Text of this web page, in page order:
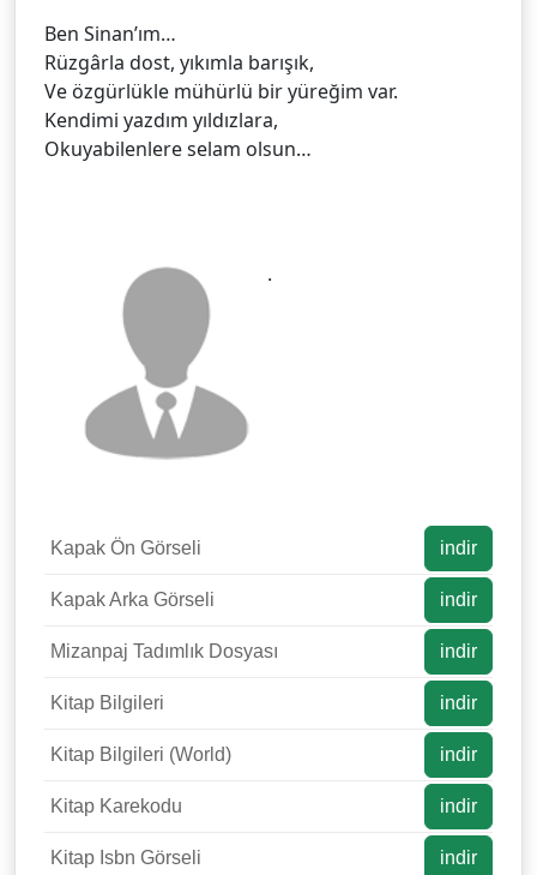
Ben Sinan’ım…
Rüzgârla dost, yıkımla barışık,
Ve özgürlükle mühürlü bir yüreğim var.
Kendimi yazdım yıldızlara,
Okuyabilenlere selam olsun…
.
Kapak Ön Görseli indir
Kapak Arka Görseli indir
Mizanpaj Tadımlık Dosyası indir
Kitap Bilgileri indir
Kitap Bilgileri (World) indir
Kitap Karekodu indir
Kitap Isbn Görseli indir